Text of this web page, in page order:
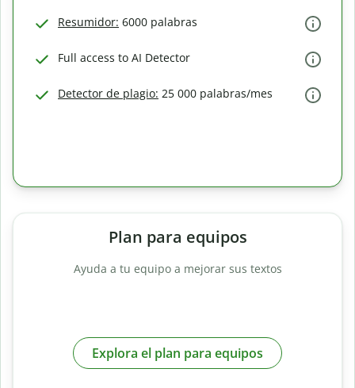
Resumidor: 6000 palabras
Full access to AI Detector
Detector de plagio: 25 000 palabras/mes
Plan para equipos
Ayuda a tu equipo a mejorar sus textos
Explora el plan para equipos